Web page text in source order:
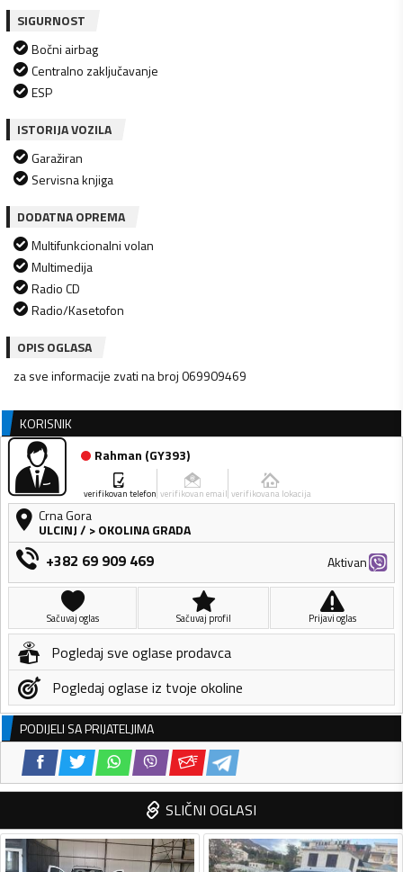
SIGURNOST
Bočni airbag
Centralno zaključavanje
ESP
ISTORIJA VOZILA
Garažiran
Servisna knjiga
DODATNA OPREMA
Multifunkcionalni volan
Multimedija
Radio CD
Radio/Kasetofon
OPIS OGLASA
za sve informacije zvati na broj 069909469
KORISNIK
Rahman (GY393)
verifikovan telefon verifikovan email verifikovana lokacija
Crna Gora
ULCINJ/ > OKOLINA GRADA
+382 69 909 469 Aktivan
Sačuvaj oglas Sačuvaj profil Prijavi oglas
Pogledaj sve oglase prodavca
Pogledaj oglase iz tvoje okoline
PODIJELI SA PRIJATELJIMA
SLIČNI OGLASI